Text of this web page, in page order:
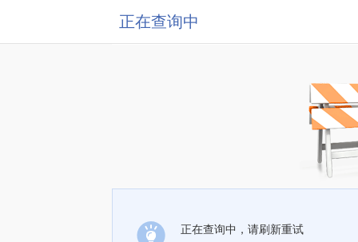
正在查询中
正在查询中，请刷新重试